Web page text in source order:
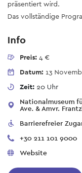
präsentiert wird.
Das vollständige
Info
Preis: 4 €
Datum: 13
Zeit: 20 Uhr
Nationalmuseum
Ave. & Amvr.
Barrierefreier
+30 211 101 9000
Website